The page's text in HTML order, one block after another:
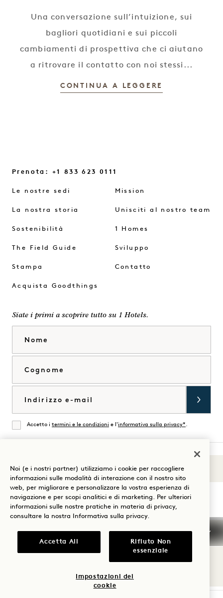
Una conversazione sull’intuizione, sui
bagliori quotidiani e sui piccoli
cambiamenti di prospettiva che ci aiutano
a ritrovare il contatto con noi stessi...
CONTINUA A LEGGERE
Suoni di 1
Prenota: +1 833 623 0111
Le nostre sedi
La nostra storia
Sostenibilità
The Field Guide
Stampa
Acquista Goodthings
Mission
Unisciti al nostro team
1 Homes
Sviluppo
Contatto
Siate i primi a scoprire tutto su 1 Hotels.
Accordati
Accetto i termini e le condizioni e l'informativa sulla privacy*.
Visita
1
Hotels
su
Visita
1
Hotels
su
Visita
1
Hotels
su
Visita
1
Hotels
su
Visita
1
Hotels
su
Visita
1
Hotels
Guida al soggiorno
Termini e condizioni
Informativa sulla privacy
Accessibilità
Termini e condizioni Mission
Cookie Settings
Noi (e i nostri partner) utilizziamo i cookie per raccogliere
informazioni sulle modalità di interazione con il nostro sito
web, per migliorare e personalizzare la vostra esperienza di
navigazione e per scopi analitici e di marketing. Per ulteriori
informazioni sulle nostre pratiche in materia di privacy,
consultare la nostra
Informativa sulla privacy.
Accetta All
Rifiuto Non
essenziale
Impostazioni dei
cookie